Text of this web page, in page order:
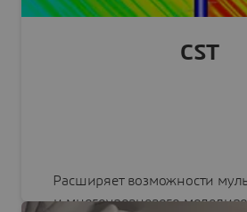
CST
Расширяет возможности
и многоуровневого